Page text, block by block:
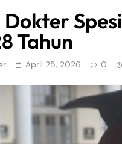
Tahun
April 25, 2026 0